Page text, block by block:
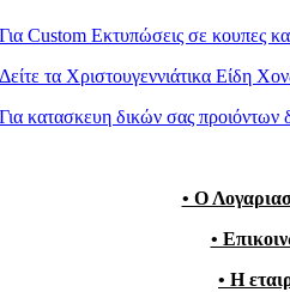
Για Custom Εκτυπώσεις σε κουπες
Δείτε τα Χριστουγεννιάτικα Είδη
Για κατασκευη δικών σας προιόντων
• Ο
•
• Η